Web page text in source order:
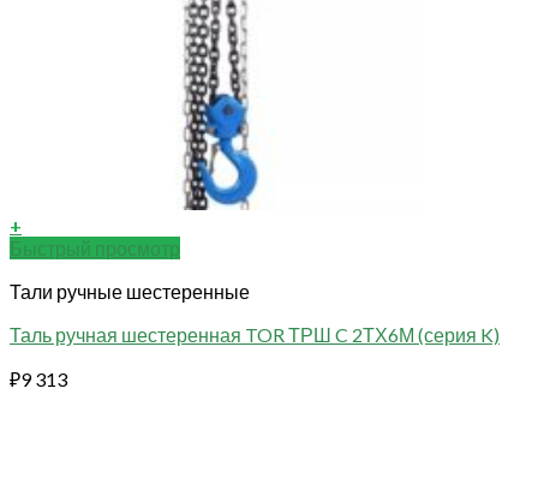
+
Быстрый просмотр
Тали ручные шестеренные
Таль ручная шестеренная TOR ТРШ C 2ТХ6М (серия K)
₽9 313